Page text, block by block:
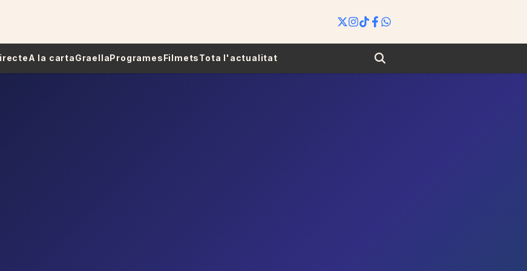
A la cartaGraellaProgramesFilmetsTota l'actualitat Search